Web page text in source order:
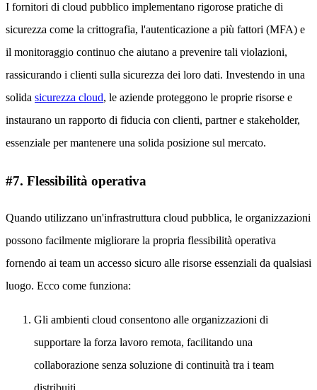
I fornitori di cloud pubblico implementano rigorose pratiche di
sicurezza come la crittografia, l'autenticazione a più fattori (MFA) e
il monitoraggio continuo che aiutano a prevenire tali violazioni,
rassicurando i clienti sulla sicurezza dei loro dati. Investendo in una
solida sicurezza cloud, le aziende proteggono le proprie risorse e
instaurano un rapporto di fiducia con clienti, partner e stakeholder,
essenziale per mantenere una solida posizione sul mercato.
#7. Flessibilità operativa
Quando utilizzano un'infrastruttura cloud pubblica, le organizzazioni
possono facilmente migliorare la propria flessibilità operativa
fornendo ai team un accesso sicuro alle risorse essenziali da qualsiasi
luogo. Ecco come funziona:
Gli ambienti cloud consentono alle organizzazioni di
supportare la forza lavoro remota, facilitando una
collaborazione senza soluzione di continuità tra i team